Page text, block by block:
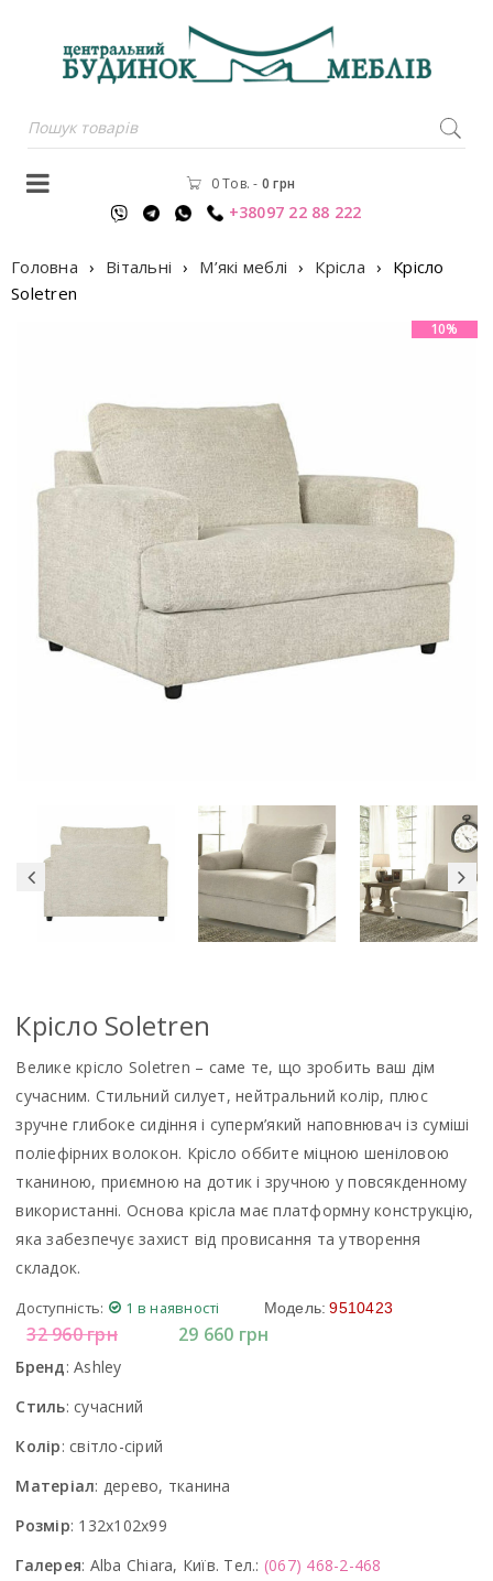
0 Тов. - 0грн
+38097 22 88 222
Головна › Вітальні › М’які меблі › Крісла › Крiсло
Soletren
10%
Крiсло Soletren
Велике крісло Soletren – саме те, що зробить ваш дім
сучасним. Стильний силует, нейтральний колір, плюс
зручне глибоке сидіння і суперм’який наповнювач із суміші
поліефірних волокон. Крісло оббите міцною шеніловою
тканиною, приємною на дотик і зручною у повсякденному
використанні. Основа крісла має платформну конструкцію,
яка забезпечує захист від провисання та утворення
складок.
Доступність: 1 в наявності Модель: 9510423
32 960грн 29 660 грн
Бренд:Ashley
Стиль: сучасний
Колір: світло-сірий
Матеріал: дерево, тканина
Розмір: 132x102x99
Галерея: Alba Chiara, Київ. Тел.: (067) 468-2-468